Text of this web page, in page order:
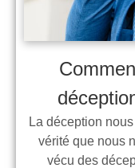
La déception
vérité que nous
vécu des